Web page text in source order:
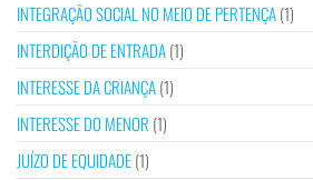
INTEGRAÇÃO SOCIAL NO MEIO DE PERTENÇA(1)
INTERDIÇÃO DE ENTRADA(1)
INTERESSE DA CRIANÇA(1)
INTERESSE DO MENOR (1)
JUÍZO DE EQUIDADE(1)